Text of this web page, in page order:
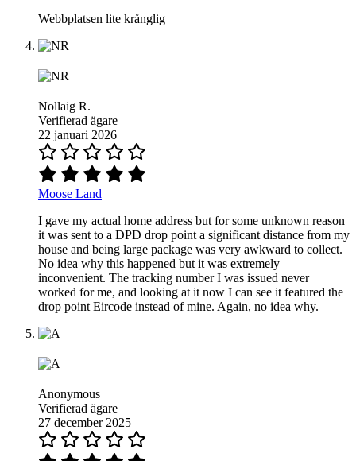
Webbplatsen lite krånglig
Nollaig R.
Verifierad ägare
22 januari 2026
Moose Land
I gave my actual home address but for some unknown reason
it was sent to a DPD drop point a significant distance from my
house and being large package was very awkward to collect.
No idea why this happened but it was extremely
inconvenient. The tracking number I was issued never
worked for me, and looking at it now I can see it featured the
drop point Eircode instead of mine. Again, no idea why.
Anonymous
Verifierad ägare
27 december 2025